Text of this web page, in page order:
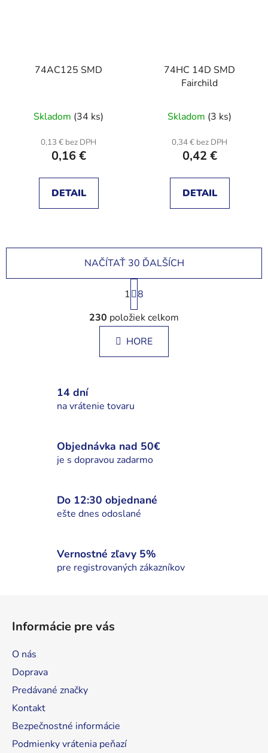
74AC125 SMD
Skladom (34 ks)
0,13 € bez DPH
0,16 €
DETAIL
74HC 14D SMD
Fairchild
Skladom (3 ks)
0,34 € bez DPH
0,42 €
DETAIL
O
v
l
á
d
e
r
v
k
ý
p
u
NAČÍTAŤ 30 ĎALŠÍCH
S
t
r
á
n
k
e
1 8
230 položiek celkom
HORE
14 dní
na vrátenie tovaru
Objednávka nad 50€
je s dopravou zadarmo
Do 12:30 objednané
ešte dnes odoslané
Vernostné zľavy 5%
pre registrovaných zákazníkov
Informácie pre vás
O nás
Doprava
Predávané značky
Kontakt
Bezpečnostné informácie
Podmienky vrátenia peňazí